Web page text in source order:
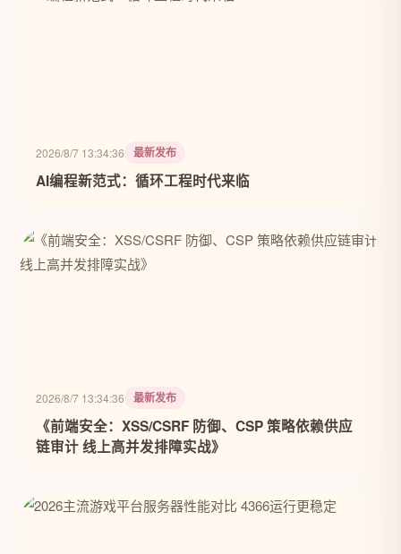
2026/8/7 13:34:36 最新发布
AI编程新范式：循环工程时代来临
2026/8/7 13:34:36 最新发布
《前端安全：XSS/CSRF 防御、CSP 策略依赖供应
链审计 线上高并发排障实战》